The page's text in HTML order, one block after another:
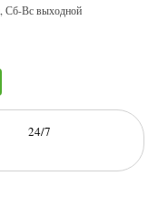
Сб-Вс выходной
24/7